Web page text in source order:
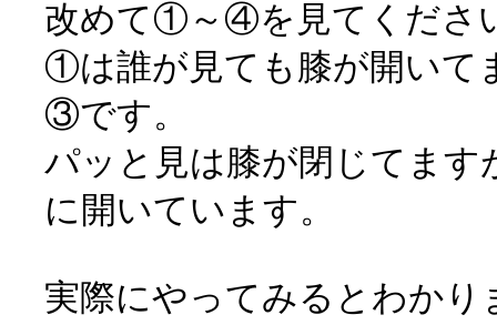
改めて①～④を見てくださ
①は誰が見ても膝が開いて
③です。
パッと見は膝が閉じてます
に開いています。
実際にやってみるとわかり